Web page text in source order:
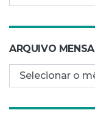
ARQUIVO
Arquivo mensal